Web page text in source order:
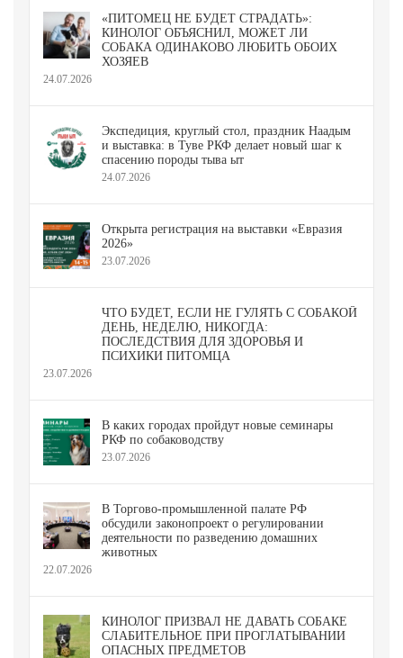
«ПИТОМЕЦ НЕ БУДЕТ СТРАДАТЬ»:
КИНОЛОГ ОБЪЯСНИЛ, МОЖЕТ ЛИ
СОБАКА ОДИНАКОВО ЛЮБИТЬ ОБОИХ
ХОЗЯЕВ
24.07.2026
Экспедиция, круглый стол, праздник Наадым
и выставка: в Туве РКФ делает новый шаг к
спасению породы тыва ыт
24.07.2026
Открыта регистрация на выставки «Евразия
2026»
23.07.2026
ЧТО БУДЕТ, ЕСЛИ НЕ ГУЛЯТЬ С СОБАКОЙ
ДЕНЬ, НЕДЕЛЮ, НИКОГДА:
ПОСЛЕДСТВИЯ ДЛЯ ЗДОРОВЬЯ И
ПСИХИКИ ПИТОМЦА
23.07.2026
В каких городах пройдут новые семинары
РКФ по собаководству
23.07.2026
В Торгово-промышленной палате РФ
обсудили законопроект о регулировании
деятельности по разведению домашних
животных
22.07.2026
КИНОЛОГ ПРИЗВАЛ НЕ ДАВАТЬ СОБАКЕ
СЛАБИТЕЛЬНОЕ ПРИ ПРОГЛАТЫВАНИИ
ОПАСНЫХ ПРЕДМЕТОВ